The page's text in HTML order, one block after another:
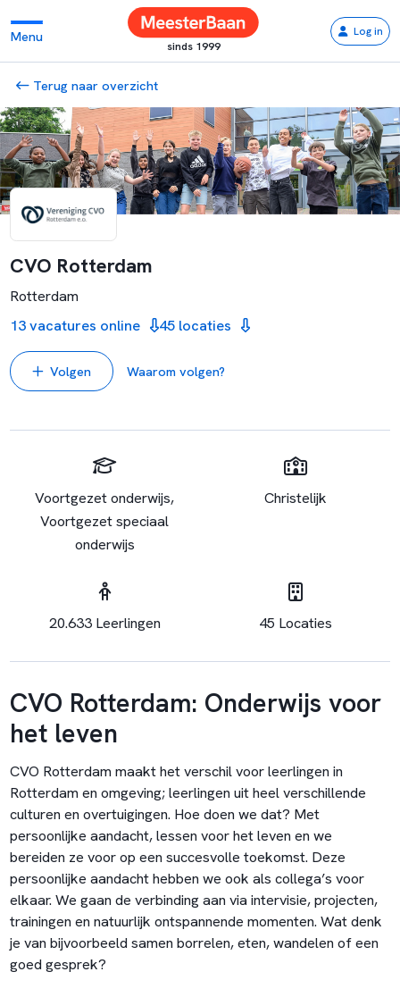
Menu
sinds 1999
Log in
Terug naar overzicht
CVO Rotterdam
Rotterdam
13 vacatures online
45 locaties
Volgen Waarom volgen?
Voortgezet onderwijs,
Voortgezet speciaal
onderwijs
Christelijk
20.633 Leerlingen 45 Locaties
CVO Rotterdam: Onderwijs voor
het leven
CVO Rotterdam maakt het verschil voor leerlingen in
Rotterdam en omgeving; leerlingen uit heel verschillende
culturen en overtuigingen. Hoe doen we dat? Met
persoonlijke aandacht, lessen voor het leven en we
bereiden ze voor op een succesvolle toekomst. Deze
persoonlijke aandacht hebben we ook als collega’s voor
elkaar. We gaan de verbinding aan via intervisie, projecten,
trainingen en natuurlijk ontspannende momenten. Wat denk
je van bijvoorbeeld samen borrelen, eten, wandelen of een
goed gesprek?